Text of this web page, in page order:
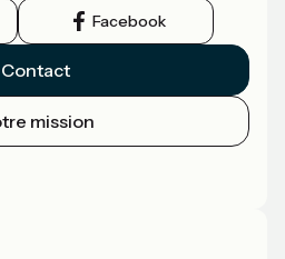
Facebook
Contact
mission